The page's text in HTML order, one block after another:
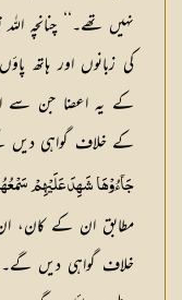
نہیں تھے۔‘‘ چنانچہ
کی زبانوں اور ہاتھ
کے یہ اعضا جن سے
کے خلاف گواہی دیں
جَآءُوْهَا شَهِدَ عَلَيْهِمْ
مطابق ان کے کان،
خلاف گواہی دیں گے۔